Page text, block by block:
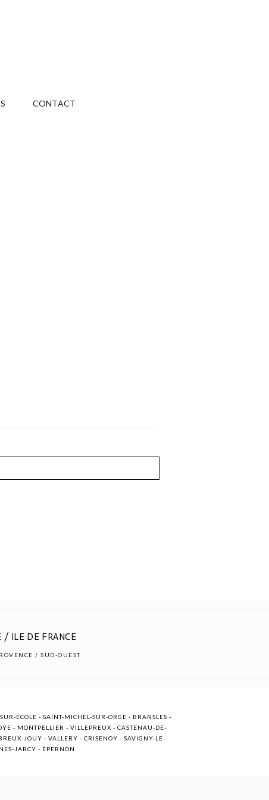
CONTACT
/ ILE DE FRANCE
/ SUD-OUEST
ÉCOLE - SAINT-MICHEL-SUR-ORGE - BRANSLES -
- MONTPELLIER - VILLEPREUX - CASTENAU-DE-
JOUY - VALLERY - CRISENOY - SAVIGNY-LE-
JARCY - ÉPERNON